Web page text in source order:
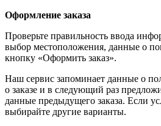
Оформление заказа
Проверьте правильность ввода
выбор местоположения, данные о
кнопку «Оформить заказ».
Наш сервис запоминает данные о
о заказе и в следующий раз
данные предыдущего заказа. Если
выбирайте другие варианты.